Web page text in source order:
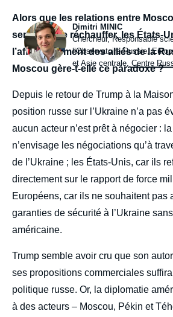
Photo
Dimitri MINIC
Intitulé
du
poste
Chercheur, Responsable
l’Observatoire Russie,
et Asie centrale,Centre
body
Alors que les relations entre
semblent se réchauffer, les États-
l’affaiblissement des alliés de la
Moscou gère-t-elle ce paradoxe ?
Depuis le retour de Trump à la
position russe sur l’Ukraine n’a pas
aucun acteur n’est prêt à négocier :
n’envisage les négociations qu’à
de l’Ukraine ; les États-Unis, car ils
directement sur le rapport de force
Européens, car ils ne souhaitent pas
garanties de sécurité à l’Ukraine
américaine.
Trump semble avoir cru que son
ses propositions commerciales
politique russe. Or, la diplomatie
à des acteurs – Moscou, Pékin et